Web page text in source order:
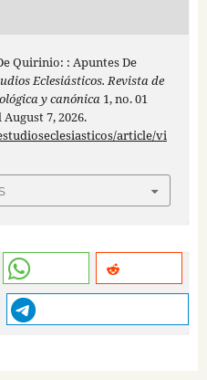
Quirinio: : Apuntes De
Eclesiásticos. Revista de
y canónica1, no. 01
August 7, 2026.
article/vi